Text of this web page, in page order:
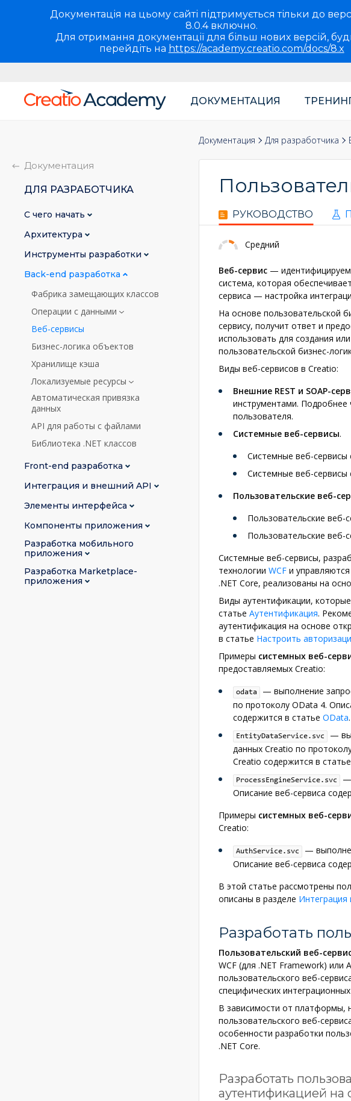
Документація на цьому сайті підтримується тільки до
8.0.4 включно.
Для отримання документації для більш нових версій,
перейдіть на https://academy.creatio.com/docs/8.x
Основная
ДОКУМЕНТАЦИЯ
Документация Для разработчика
РУКОВОДСТВО
Средний
Веб-сервис —
система, которая
сервиса — настройка
На основе пользовательской
сервису, получит ответ и
использовать для создания
пользовательской бизнес-
Виды веб-сервисов в Creatio:
Внешние REST и SOAP-
инструментами. Подробнее
пользователя.
Системные веб-сервисы.
Системные веб-сервисы
Системные веб-сервисы
Пользовательские веб-
Пользовательские веб-
Пользовательские веб-
Системные веб-сервисы,
технологии WCF и
.NET Core, реализованы на
Виды аутентификации,
статье Аутентификация.
аутентификация на основе
в статье Настроить
Примеры системных веб-
предоставляемых Creatio:
odata
— выполнение
по протоколу OData 4.
содержится в статье OData.
EntityDataService.svc
—
данных Creatio по
Creatio содержится в статье
ProcessEngineService.svc
—
Описание веб-сервиса
Примеры системных веб-
Creatio:
AuthService.svc
—
Описание веб-сервиса
В этой статье рассмотрены
описаны в разделе Интеграция
Разработать
Пользовательский веб-
WCF (для .NET Framework) или
пользовательского веб-
специфических
В зависимости от платформы,
пользовательского веб-
особенности разработки
.NET Core.
Разработать
аутентификацией на
Документация
ДЛЯ РАЗРАБОТЧИКА
С чего начать
Архитектура
Инструменты разработки
Back-end разработка
Фабрика замещающих классов
Операции с данными
Веб-сервисы
Бизнес-логика объектов
Хранилище кэша
Локализуемые ресурсы
Автоматическая привязка
данных
API для работы с файлами
Библиотека .NET классов
Front-end разработка
Интеграция и внешний API
Элементы интерфейса
Компоненты приложения
Разработка мобильного
приложения
Разработка Marketplace-
приложения